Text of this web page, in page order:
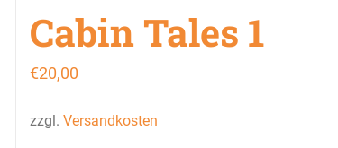
Cabin Tales 1
€20,00
zzgl.Versandkosten